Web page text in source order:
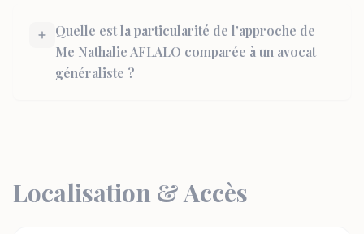
Quelle est la particularité de l'approche de
Me Nathalie AFLALO comparée à un avocat
généraliste ?
Localisation & Accès